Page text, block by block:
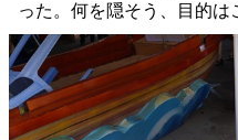
った。何を隠そう、目的は